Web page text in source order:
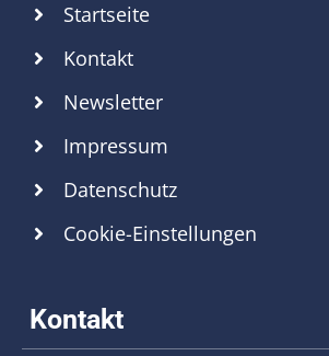
Startseite
Kontakt
Newsletter
Impressum
Datenschutz
Cookie-Einstellungen